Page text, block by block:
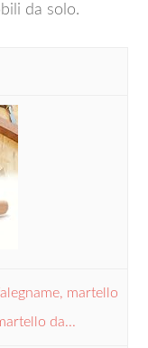
da solo.
martello
da...